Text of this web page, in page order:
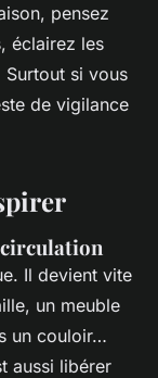
pensez
éclairez les
Surtout si vous
de vigilance
Il devient vite
un meuble
un couloir…
aussi libérer